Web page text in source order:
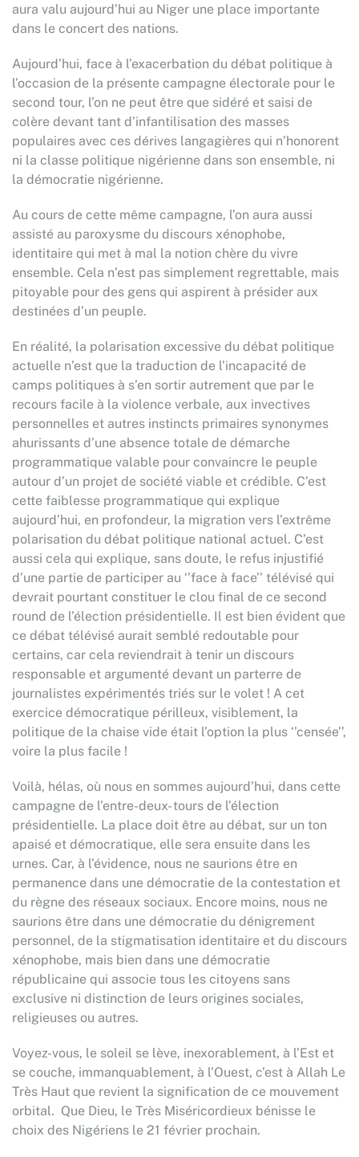
aura valu aujourd’hui au Niger une place importante
dans le concert des nations.
Aujourd’hui, face à l’exacerbation du débat politique à
l’occasion de la présente campagne électorale pour le
second tour, l’on ne peut être que sidéré et saisi de
colère devant tant d’infantilisation des masses
populaires avec ces dérives langagières qui n’honorent
ni la classe politique nigérienne dans son ensemble, ni
la démocratie nigérienne.
Au cours de cette même campagne, l’on aura aussi
assisté au paroxysme du discours xénophobe,
identitaire qui met à mal la notion chère du vivre
ensemble. Cela n’est pas simplement regrettable, mais
pitoyable pour des gens qui aspirent à présider aux
destinées d’un peuple.
En réalité, la polarisation excessive du débat politique
actuelle n’est que la traduction de l’incapacité de
camps politiques à s’en sortir autrement que par le
recours facile à la violence verbale, aux invectives
personnelles et autres instincts primaires synonymes
ahurissants d’une absence totale de démarche
programmatique valable pour convaincre le peuple
autour d’un projet de société viable et crédible. C’est
cette faiblesse programmatique qui explique
aujourd’hui, en profondeur, la migration vers l’extrême
polarisation du débat politique national actuel. C’est
aussi cela qui explique, sans doute, le refus injustifié
d’une partie de participer au ‘’face à face’’ télévisé qui
devrait pourtant constituer le clou final de ce second
round de l’élection présidentielle. Il est bien évident que
ce débat télévisé aurait semblé redoutable pour
certains, car cela reviendrait à tenir un discours
responsable et argumenté devant un parterre de
journalistes expérimentés triés sur le volet ! A cet
exercice démocratique périlleux, visiblement, la
politique de la chaise vide était l’option la plus ‘’censée’’,
voire la plus facile !
Voilà, hélas, où nous en sommes aujourd’hui, dans cette
campagne de l’entre-deux- tours de l’élection
présidentielle. La place doit être au débat, sur un ton
apaisé et démocratique, elle sera ensuite dans les
urnes. Car, à l’évidence, nous ne saurions être en
permanence dans une démocratie de la contestation et
du règne des réseaux sociaux. Encore moins, nous ne
saurions être dans une démocratie du dénigrement
personnel, de la stigmatisation identitaire et du discours
xénophobe, mais bien dans une démocratie
républicaine qui associe tous les citoyens sans
exclusive ni distinction de leurs origines sociales,
religieuses ou autres.
Voyez-vous, le soleil se lève, inexorablement, à l’Est et
se couche, immanquablement, à l’Ouest, c’est à Allah Le
Très Haut que revient la signification de ce mouvement
orbital. Que Dieu, le Très Miséricordieux bénisse le
choix des Nigériens le 21 février prochain.